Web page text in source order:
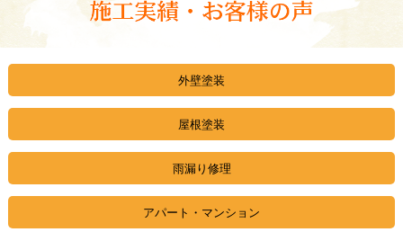
外壁塗装
屋根塗装
雨漏り修理
アパート・マンション